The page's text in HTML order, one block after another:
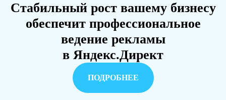
Стабильный рост вашему бизнесу
обеспечит профессиональное
ведение рекламы
в Яндекс.Директ
ПОДРОБНЕЕ